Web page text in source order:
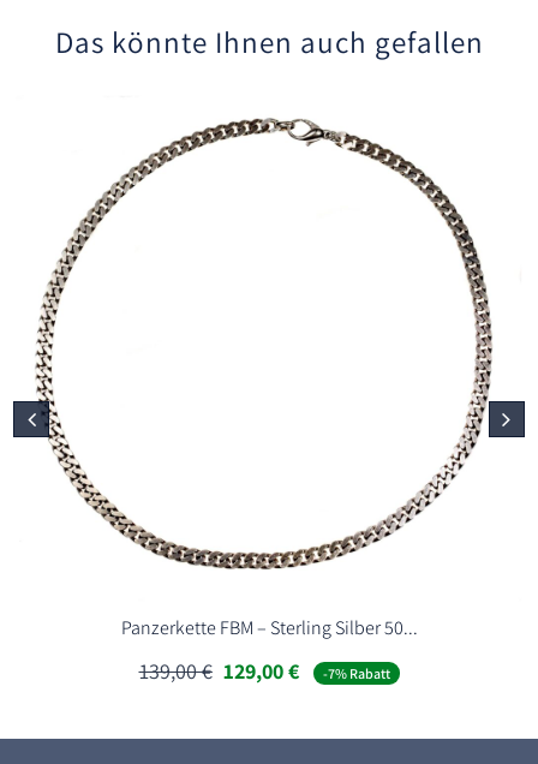
Das könnte Ihnen auch gefallen
Panzerkette FBM – Sterling Silber 50...
139,00€ Ursprünglicher
Preis
139,00 €
129,00€Aktueller
Preis
129,00 €.
-7% Rabatt